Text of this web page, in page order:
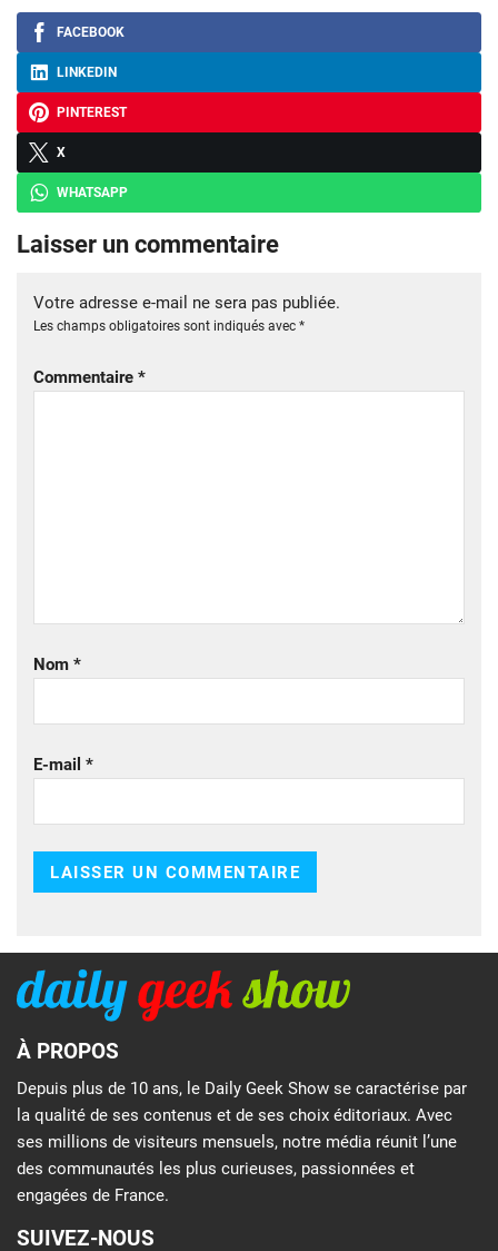
FACEBOOK
LINKEDIN
PINTEREST
X
WHATSAPP
Laisser un commentaire
Votre adresse e-mail ne sera pas publiée.
Les champs obligatoires sont indiqués avec *
Commentaire *
Nom *
E-mail *
À PROPOS
Depuis plus de 10 ans, le Daily Geek Show se caractérise par
la qualité de ses contenus et de ses choix éditoriaux. Avec
ses millions de visiteurs mensuels, notre média réunit l’une
des communautés les plus curieuses, passionnées et
engagées de France.
SUIVEZ-NOUS